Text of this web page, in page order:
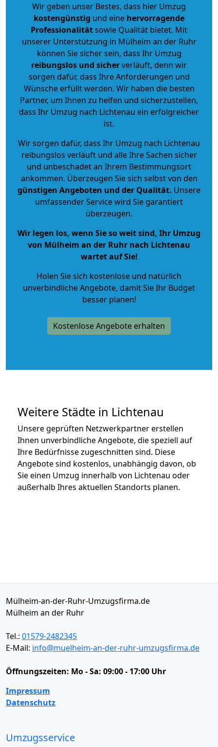
Wir geben unser Bestes, dass hier Umzug
kostengünstig und eine hervorragende
Professionalitätsowie Qualität bietet. Mit
unserer Unterstützung in Mülheim an der Ruhr
können Sie sicher sein, dass Ihr Umzug
reibungslos und sicherverläuft, denn wir
sorgen dafür, dass Ihre Anforderungen und
Wünsche erfüllt werden. Wir haben die besten
Partner, um Ihnen zu helfen und sicherzustellen,
dass Ihr Umzug nach Lichtenau ein erfolgreicher
ist.
Wir sorgen dafür, dass Ihr Umzug nach Lichtenau
reibungslos verläuft und alle Ihre Sachen sicher
und unbeschadet an Ihrem Bestimmungsort
ankommen. Überzeugen Sie sich selbst von den
günstigen Angeboten und der Qualität. Unsere
umfassender Service wird Sie garantiert
überzeugen.
Wir legen los, wenn Sie so weit sind, Ihr Umzug
von Mülheim an der Ruhr nach Lichtenau
wartet auf Sie!
Holen Sie sich kostenlose und natürlich
unverbindliche Angebote, damit Sie Ihr Budget
besser planen!
Kostenlose Angebote erhalten
Weitere Städte in Lichtenau
Unsere geprüften Netzwerkpartner erstellen
Ihnen unverbindliche Angebote, die speziell auf
Ihre Bedürfnisse zugeschnitten sind. Diese
Angebote sind kostenlos, unabhängig davon, ob
Sie einen Umzug innerhalb von Lichtenau oder
außerhalb Ihres aktuellen Standorts planen.
Mülheim-an-der-Ruhr-Umzugsfirma.de
Mülheim an der Ruhr
Tel.: 01579-2482345
E-Mail: info@muelheim-an-der-ruhr-umzugsfirma.de
Öffnungszeiten: Mo - Sa: 09:00 - 17:00 Uhr
Impressum
Datenschutz
Umzugsservice